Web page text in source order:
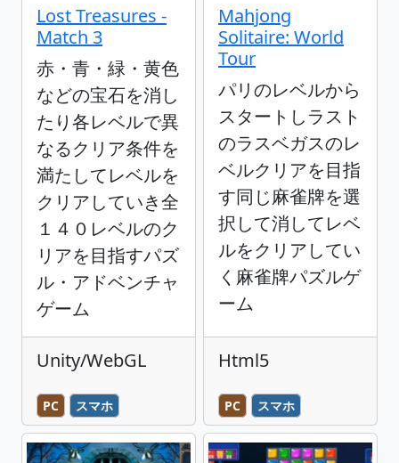
Lost Treasures -
Match 3
赤・青・緑・黄色
などの宝石を消し
たり各レベルで異
なるクリア条件を
満たしてレベルを
クリアしていき全
１４０レベルのク
リアを目指すパズ
ル・アドベンチャ
ゲーム
Unity/WebGL
PC スマホ
Mahjong
Solitaire: World
Tour
パリのレベルから
スタートしラスト
のラスベガスのレ
ベルクリアを目指
す同じ麻雀牌を選
択して消してレベ
ルをクリアしてい
く麻雀牌パズルゲ
ーム
Html5
PC スマホ